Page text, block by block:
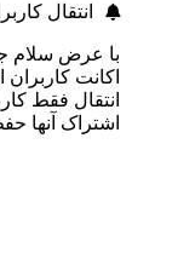
انتقال
با عرض سلام
اکانت
انتقال فقط
اشتراک آنها